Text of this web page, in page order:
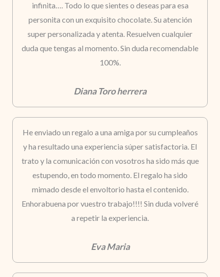
infinita…. Todo lo que sientes o deseas para esa
personita con un exquisito chocolate. Su atención
super personalizada y atenta. Resuelven cualquier
duda que tengas al momento. Sin duda recomendable
100%.
Diana Toro herrera
He enviado un regalo a una amiga por su cumpleaños
y ha resultado una experiencia súper satisfactoria. El
trato y la comunicación con vosotros ha sido más que
estupendo, en todo momento. El regalo ha sido
mimado desde el envoltorio hasta el contenido.
Enhorabuena por vuestro trabajo!!!! Sin duda volveré
a repetir la experiencia.
Eva Maria